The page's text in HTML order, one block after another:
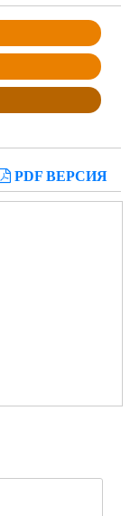
PDF ВЕРСИЯ